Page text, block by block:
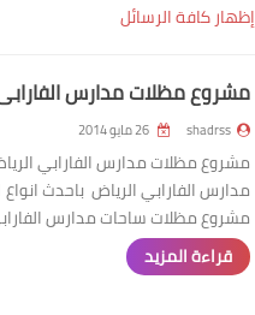
إظهار كافة الرسائل
مشروع مظلات مدارس
shadrss
مشروع مظلات مدارس الفارابي
مدارس الفارابي الرياض باحدث
مشروع مظلات ساحات مدارس
قراءة المزيد